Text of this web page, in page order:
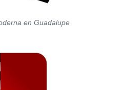
en Guadalupe